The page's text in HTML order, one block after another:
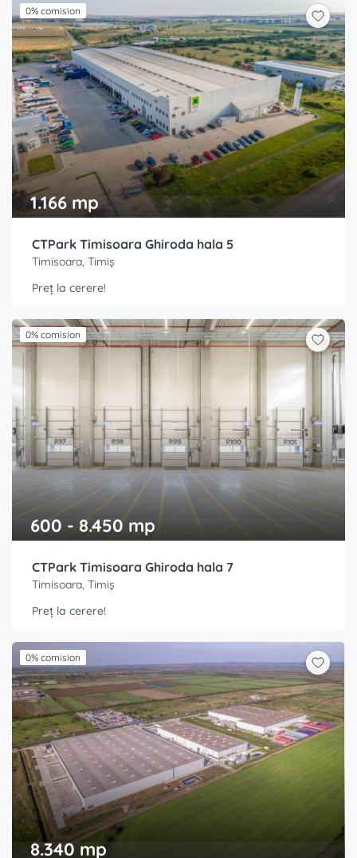
0% comision
1.166 mp
CTPark Timisoara Ghiroda hala 5
Timisoara, Timiș
Preț la cerere!
0% comision
600 - 8.450 mp
CTPark Timisoara Ghiroda hala 7
Timisoara, Timiș
Preț la cerere!
0% comision
8.340 mp